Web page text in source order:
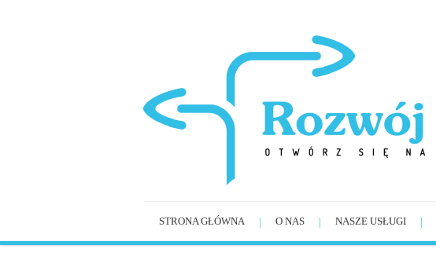
STRONA GŁÓWNA O NAS NASZE USŁUGI